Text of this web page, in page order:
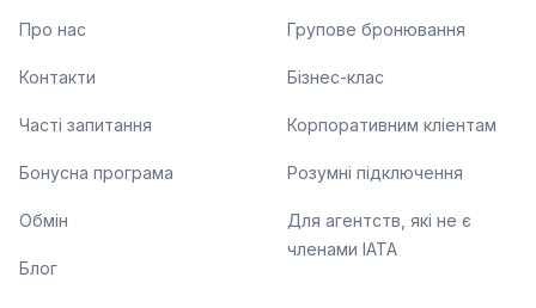
Про нас
Контакти
Часті запитання
Бонусна програма
Обмін
Блог
Групове бронювання
Бізнес-клас
Корпоративним кліентам
Розумні підключення
Для агентств, які не є
членами IATA